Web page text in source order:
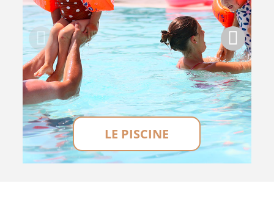
LE PISCINE